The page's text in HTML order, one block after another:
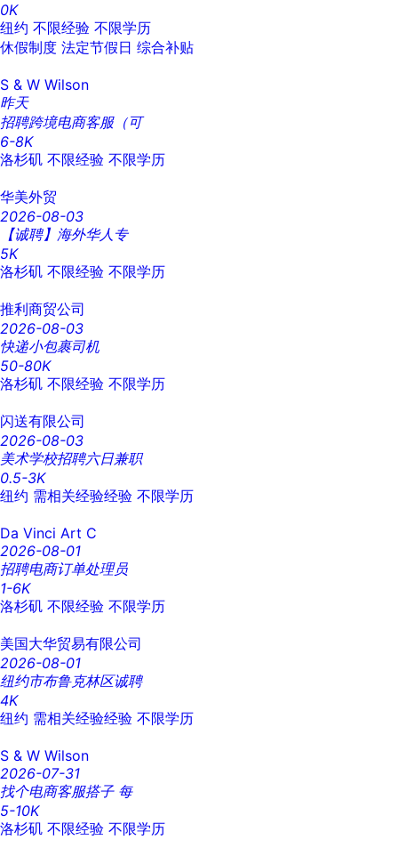
0K
纽约 不限经验 不限学历
休假制度 法定节假日 综合补贴
S & W Wilson
昨天
招聘跨境电商客服（可
6-8K
洛杉矶 不限经验 不限学历
华美外贸
2026-08-03
【诚聘】海外华人专
5K
洛杉矶 不限经验 不限学历
推利商贸公司
2026-08-03
快递小包裹司机
50-80K
洛杉矶 不限经验 不限学历
闪送有限公司
2026-08-03
美术学校招聘六日兼职
0.5-3K
纽约 需相关经验经验 不限学历
Da Vinci Art C
2026-08-01
招聘电商订单处理员
1-6K
洛杉矶 不限经验 不限学历
美国大华贸易有限公司
2026-08-01
纽约市布鲁克林区诚聘
4K
纽约 需相关经验经验 不限学历
S & W Wilson
2026-07-31
找个电商客服搭子 每
5-10K
洛杉矶 不限经验 不限学历